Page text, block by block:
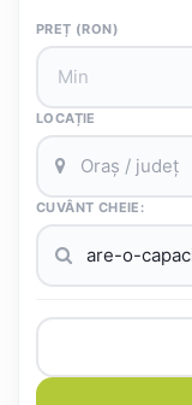
PREȚ (RON)
LOCAȚIE
CUVÂNT CHEIE: